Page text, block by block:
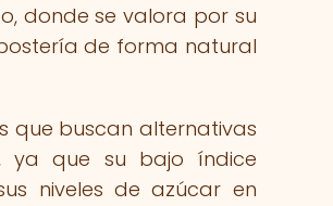
donde se valora por su
de forma natural
que buscan alternativas
ya que su bajo índice
niveles de azúcar en